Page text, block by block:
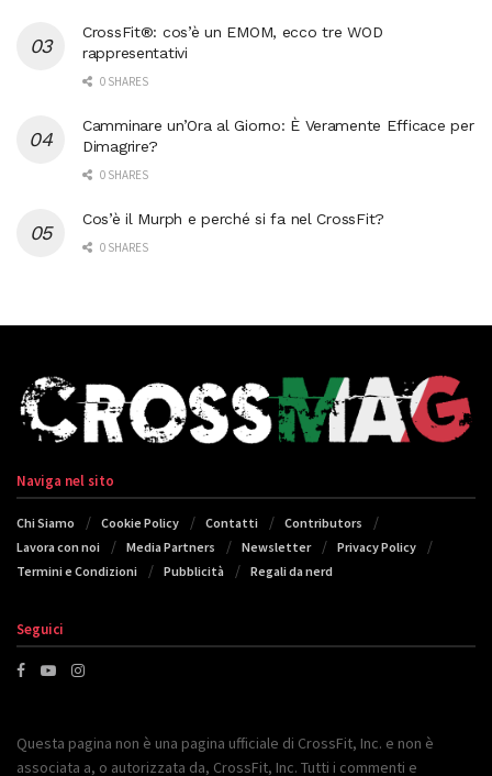
CrossFit®: cos’è un EMOM, ecco tre WOD
rappresentativi
0 SHARES
Camminare un’Ora al Giorno: È Veramente Efficace per
Dimagrire?
0 SHARES
Cos’è il Murph e perché si fa nel CrossFit?
0 SHARES
Naviga nel sito
Chi Siamo Cookie Policy Contatti
Contributors
Lavora con noi
Media Partners Newsletter
Privacy Policy
Termini e Condizioni
Pubblicità Regali da nerd
Seguici
Questa pagina non è una pagina ufficiale di CrossFit, Inc. e non è
associata a, o autorizzata da, CrossFit, Inc. Tutti i commenti e